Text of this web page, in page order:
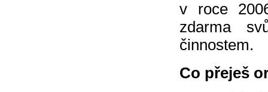
v roce
zdarma
činnostem.
Co přeješ